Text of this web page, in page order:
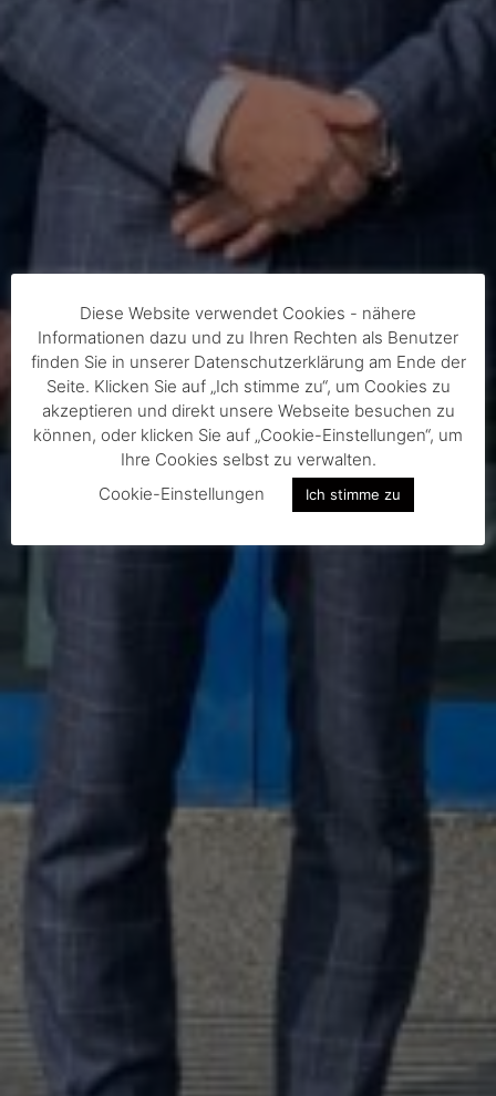
Diese Website verwendet Cookies - nähere
Informationen dazu und zu Ihren Rechten als Benutzer
finden Sie in unserer Datenschutzerklärung am Ende der
Seite. Klicken Sie auf „Ich stimme zu“, um Cookies zu
akzeptieren und direkt unsere Webseite besuchen zu
können, oder klicken Sie auf „Cookie-Einstellungen“, um
Ihre Cookies selbst zu verwalten.
Cookie-Einstellungen
Ich stimme zu